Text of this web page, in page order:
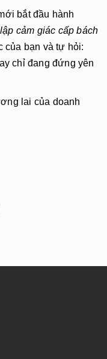
bắt đầu hành
cảm giác cấp bách
của bạn và tự hỏi:
chỉ đang đứng yên
lai của doanh